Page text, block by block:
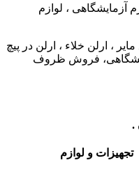
آزمایشگاهی ، لوازم
، ارلن خلاء ، ارلن در پیچ
فروش ظروف
.
و لوازم